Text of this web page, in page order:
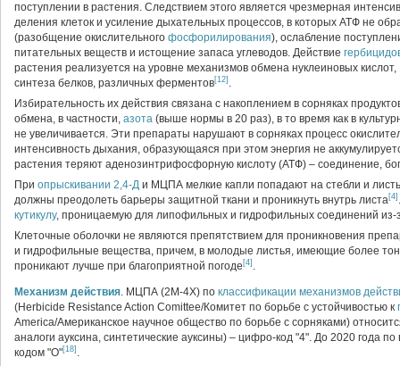
поступлении в растения. Следствием этого является чрезмерная
деления клеток и усиление дыхательных процессов, в которых АТФ не
(разобщение окислительного фосфорилирования), ослабление
питательных веществ и истощение запаса углеводов. Действие
растения реализуется на уровне механизмов обмена нуклеиновых кислот,
синтеза белков, различных ферментов[12] .
Избирательность их действия связана с накоплением в сорняках
обмена, в частности, азота (выше нормы в 20 раз), в то время как в
не увеличивается. Эти препараты нарушают в сорняках процесс
интенсивность дыхания, образующаяся при этом энергия не
растения теряют аденозинтрифосфорную кислоту (АТФ) – соединение,
При опрыскивании 2,4-Д и МЦПА мелкие капли попадают на стебли и
должны преодолеть барьеры защитной ткани и проникнуть внутрь листа[4]
кутикулу, проницаемую для липофильных и гидрофильных соединений из-
Клеточные оболочки не являются препятствием для проникновения
и гидрофильные вещества, причем, в молодые листья, имеющие более
проникают лучше при благоприятной погоде [4] .
Механизм действия. МЦПА (2М-4Х) по классификации механизмов
(Herbicide Resistance Action Comittee/Комитет по борьбе с устойчивостью к
America/Американское научное общество по борьбе с сорняками)
аналоги ауксина, синтетические ауксины) – цифро-код "4". До 2020 года
кодом "О"[18] .